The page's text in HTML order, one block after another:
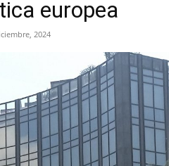
europea
2024